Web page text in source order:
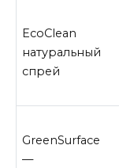
EcoClean
натуральный
спрей
GreenSurface
—